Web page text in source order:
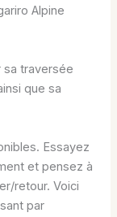
Alpine
sa traversée
que sa
Essayez
et pensez à
retour. Voici
par